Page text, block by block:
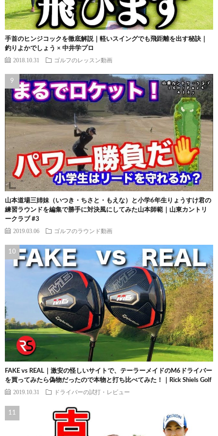
手首のヒンジコックを徹底解説｜軽いスイングでも飛距離を出す秘訣｜
釣りよかでしょう × 中井学プロ
2018.10.31 ゴルフのレッスン動画
山本道場三姉妹（いつき・ちさと・もえな）と小学6年生りょうすけ君の
練習ラウンドを編集で勝手に対決風にしてみた山本師範｜山東カントリ
ークラブ #3
2019.03.06 ゴルフのラウンド動画
FAKE vs REAL｜激安の怪しいサイトで、テーラーメイドのM6ドライバー
を買ってみたら偽物だったので本物と打ち比べてみた！｜Rick Shiels Golf
2019.10.31 ドライバーの試打・レビュー